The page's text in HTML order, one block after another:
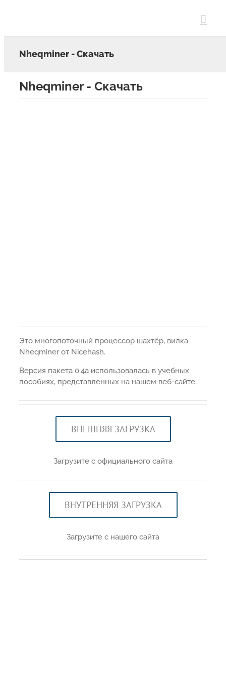
Nheqminer - Скачать
Nheqminer - Скачать
Это многопоточный процессор шахтёр, вилка
Nheqminer от Nicehash.
Версия пакета 0.4a использовалась в учебных
пособиях, представленных на нашем веб-сайте.
ВНЕШНЯЯ ЗАГРУЗКА
Загрузите с официального сайта
ВНУТРЕННЯЯ ЗАГРУЗКА
Загрузите с нашего сайта